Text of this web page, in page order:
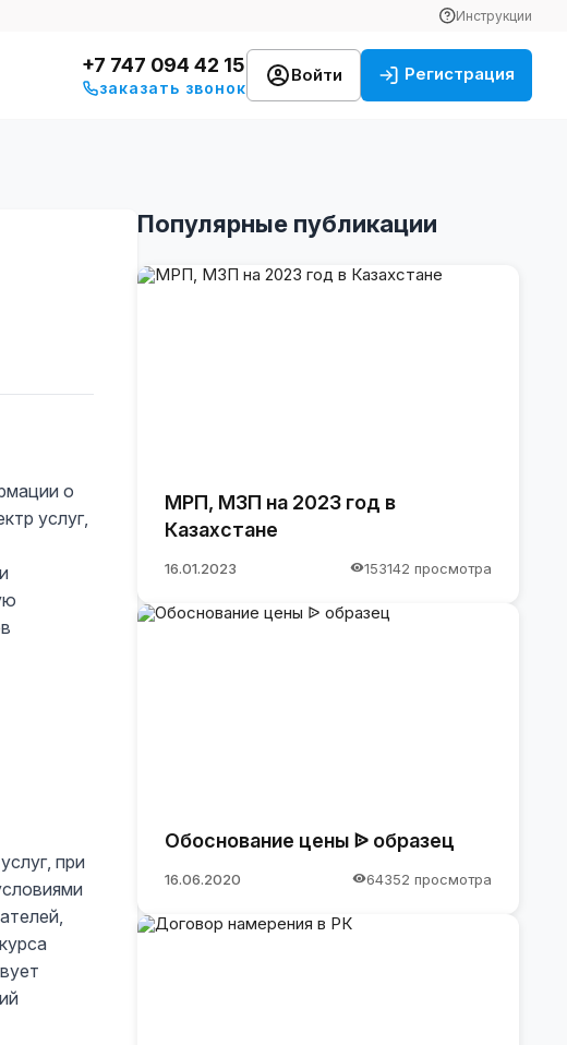
Инструкции
+7 747 094 42 15
заказать звонок
Войти Регистрация
о
услуг,
при
Популярные публикации
МРП, МЗП на 2023 год в
Казахстане
16.01.2023 153142 просмотра
Обоснование цены ᐉ образец
16.06.2020 64352 просмотра